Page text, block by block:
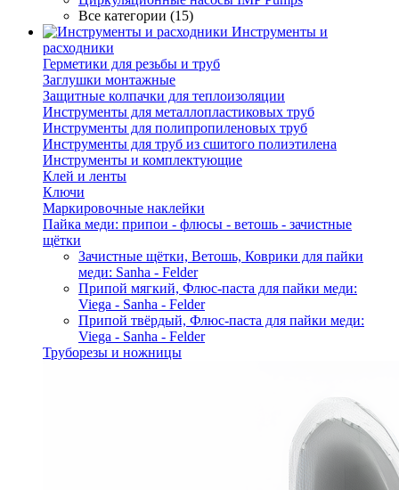
Все категории (15)
Инструменты и
расходники
Герметики для резьбы и труб
Заглушки монтажные
Защитные колпачки для теплоизоляции
Инструменты для металлопластиковых труб
Инструменты для полипропиленовых труб
Инструменты для труб из сшитого полиэтилена
Инструменты и комплектующие
Клей и ленты
Ключи
Маркировочные наклейки
Пайка меди: припои - флюсы - ветошь - зачистные
щётки
Зачистные щётки, Ветошь, Коврики для пайки
меди: Sanha - Felder
Припой мягкий, Флюс-паста для пайки меди:
Viega - Sanha - Felder
Припой твёрдый, Флюс-паста для пайки меди:
Viega - Sanha - Felder
Труборезы и ножницы